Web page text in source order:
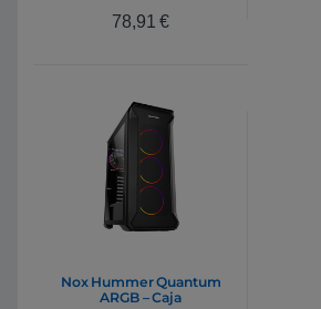
78,91€
Nox Hummer Quantum
ARGB – Caja